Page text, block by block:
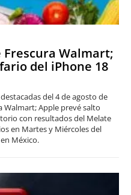
Walmart;
del iPhone 18
del 4 de agosto de
Walmart; Apple prevé salto
con resultados del Melate
en Martes y Miércoles del
México.